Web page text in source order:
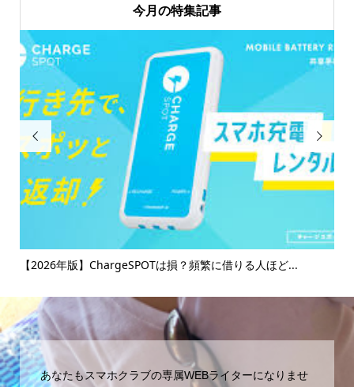
今月の特集記事

【2026年版】ChargeSPOTは損？頻繁に借りる人ほど...

あなたもスマホクラブの専属WEBライターになりませ